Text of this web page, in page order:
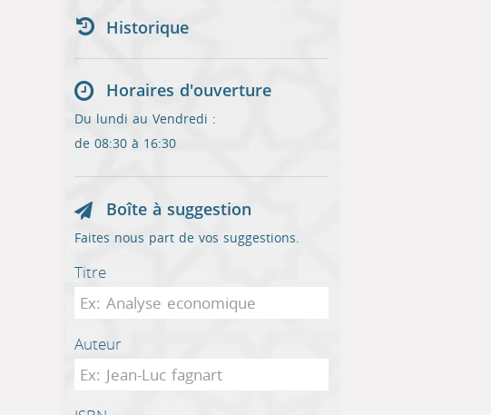
Historique
Horaires d'ouverture
Du lundi au Vendredi :
de 08:30 à 16:30
Boîte à suggestion
Faites nous part de vos suggestions.
Titre
Auteur